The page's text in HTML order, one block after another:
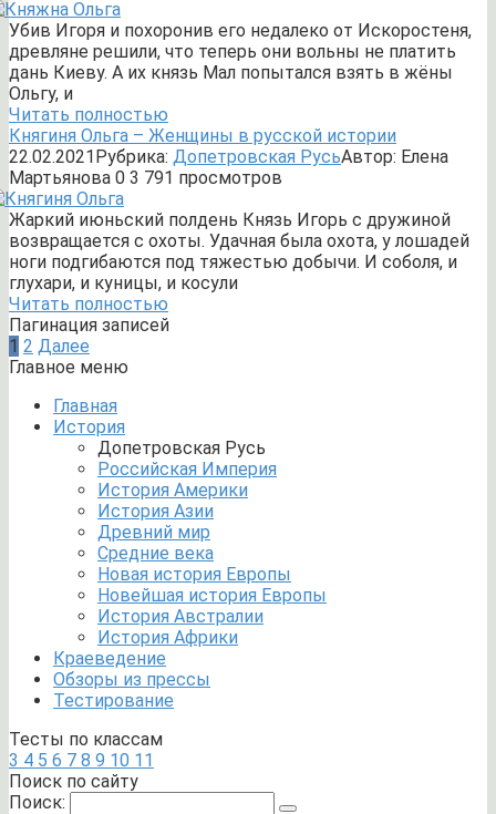
Убив Игоря и похоронив его недалеко от Искоростеня,
древляне решили, что теперь они вольны не платить
дань Киеву. А их князь Мал попытался взять в жёны
Ольгу, и
Читать полностью
Княгиня Ольга – Женщины в русской истории
22.02.2021Рубрика: Допетровская РусьАвтор: Елена
Мартьянова 0 3 791 просмотров
Жаркий июньский полдень Князь Игорь с дружиной
возвращается с охоты. Удачная была охота, у лошадей
ноги подгибаются под тяжестью добычи. И соболя, и
глухари, и куницы, и косули
Читать полностью
Пагинация записей
1 2 Далее
Главное меню
Главная
История
Допетровская Русь
Российская Империя
История Америки
История Азии
Древний мир
Средние века
Новая история Европы
Новейшая история Европы
История Австралии
История Африки
Краеведение
Обзоры из прессы
Тестирование
Тесты по классам
3 4 5 6 7 8 9 10 11
Поиск по сайту
Поиск: